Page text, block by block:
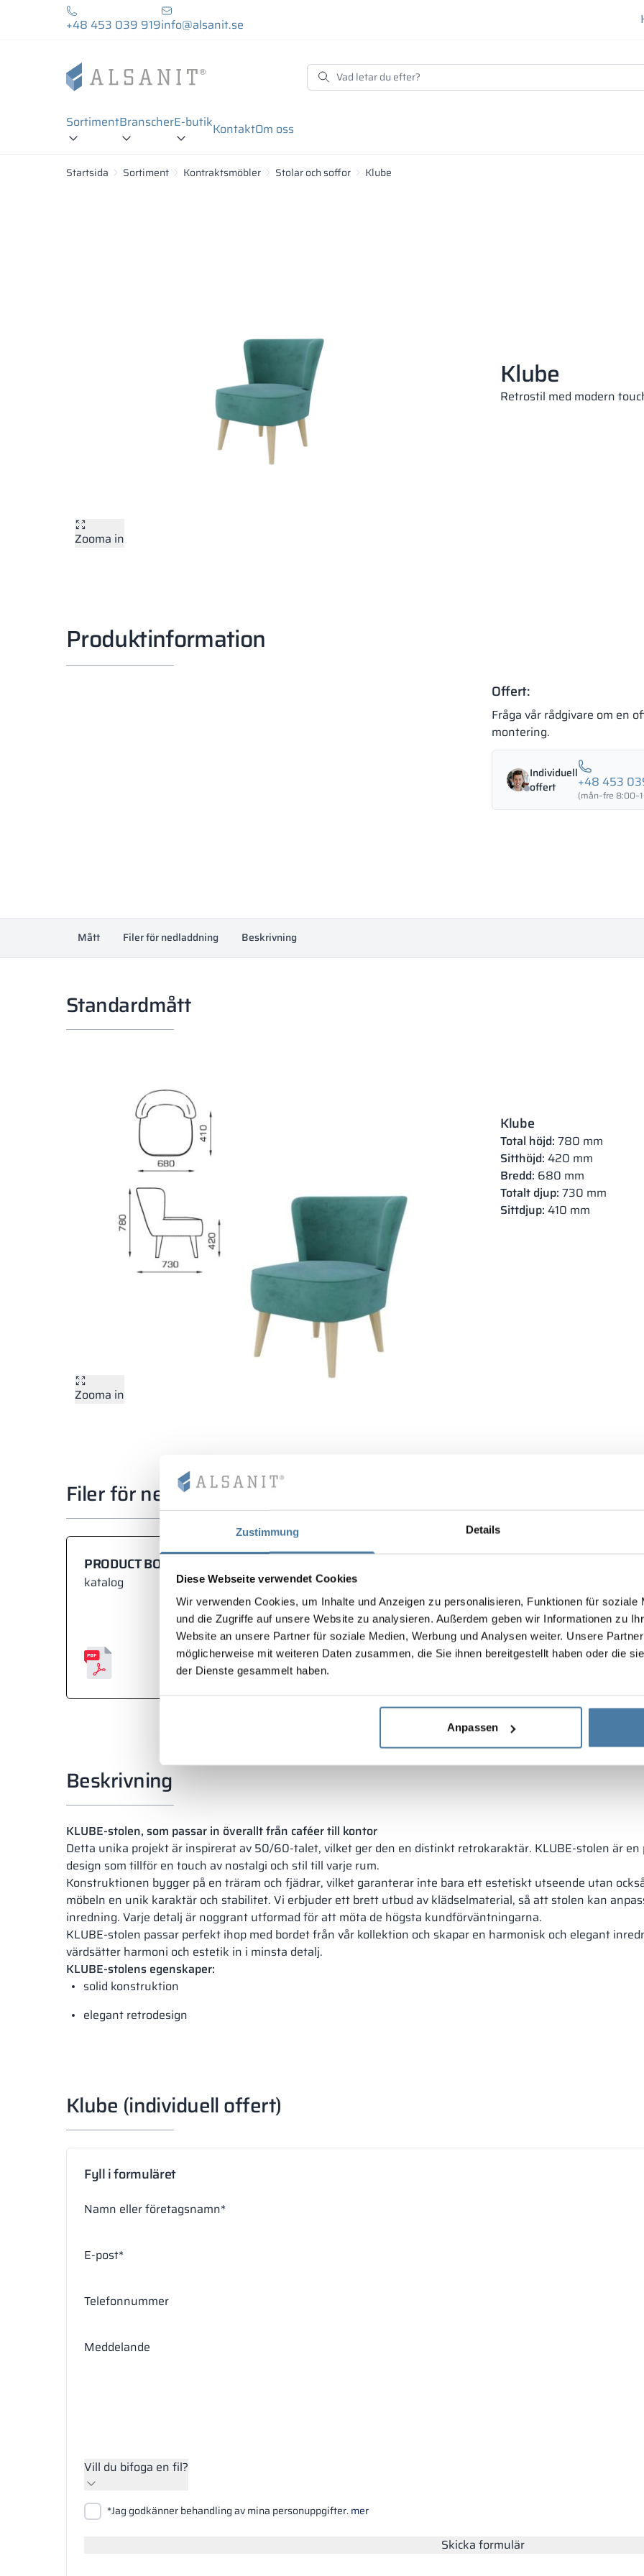
Zustimmung Details
Diese Webseite verwendet Cookies
Wir verwenden Cookies, um Inhalte und Anzeigen zu personalisieren, Funktionen für soziale
und die Zugriffe auf unsere Website zu analysieren. Außerdem geben wir Informationen zu
Website an unsere Partner für soziale Medien, Werbung und Analysen weiter. Unsere
möglicherweise mit weiteren Daten zusammen, die Sie ihnen bereitgestellt haben oder die
der Dienste gesammelt haben.
Anpassen
+48 453 039 919info@alsanit.se
SortimentBranscherE-butikKontaktOm oss
Startsida Sortiment Kontraktsmöbler Stolar och soffor Klube
Zooma in
Klube
Retrostil med modern
Produktinformation
Offert:
Fråga vår rådgivare om en
montering.
Individuell
offert
+48 453
(mån–fre
Mått Filer för nedladdning Beskrivning
Standardmått
Zooma in
Klube
Total höjd: 780 mm
Sitthöjd: 420 mm
Bredd: 680 mm
Totalt djup: 730 mm
Sittdjup: 410 mm
Filer för nedladdning
PRODUCT BOOK
katalog
Beskrivning
KLUBE-stolen, som passar in överallt från caféer till kontor
Detta unika projekt är inspirerat av 50/60-talet, vilket ger den en distinkt retrokaraktär. KLUBE-stolen är
design som tillför en touch av nostalgi och stil till varje rum.
Konstruktionen bygger på en träram och fjädrar, vilket garanterar inte bara ett estetiskt utseende utan
möbeln en unik karaktär och stabilitet. Vi erbjuder ett brett utbud av klädselmaterial, så att stolen kan
inredning. Varje detalj är noggrant utformad för att möta de högsta kundförväntningarna.
KLUBE-stolen passar perfekt ihop med bordet från vår kollektion och skapar en harmonisk och elegant
värdsätter harmoni och estetik in i minsta detalj.
KLUBE-stolens egenskaper:
solid konstruktion
elegant retrodesign
Klube (individuell offert)
Fyll i formuläret
Namn eller företagsnamn*
E-post*
Telefonnummer
Meddelande
Vill du bifoga en fil?
Bifoga filer
*Jag godkänner behandling av mina personuppgifter.mer
Skicka formulär